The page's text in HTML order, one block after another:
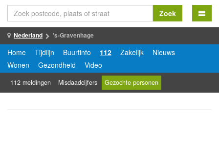
Zoek
Nederland 's-Gravenhage
Home Tijdlijn Buurtinfo 112 Zakelijk
Nieuws
Wonen
Gezondheid Video
112 meldingen Misdaadcijfers Gezochte personen